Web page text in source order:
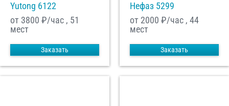
Yutong 6122
от 3800 ₽/час , 51
мест
Заказать
Нефаз 5299
от 2000 ₽/час , 44
мест
Заказать